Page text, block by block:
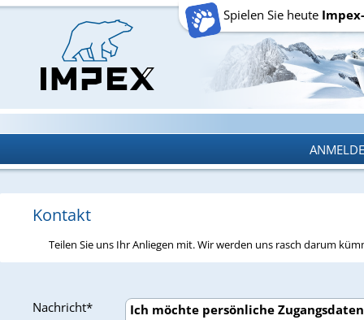
Spielen Sie heute
Kontakt
Teilen Sie uns Ihr Anliegen mit. Wir werden uns rasch darum
Nachricht*